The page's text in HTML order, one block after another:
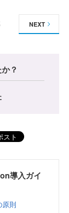
NEXT
？
スト
導入ガイ
原則